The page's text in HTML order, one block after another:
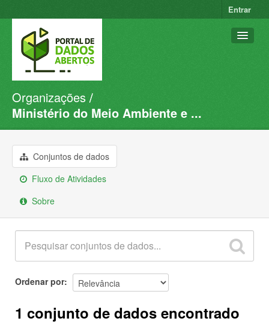
Entrar
Conjuntos de dados
Organizações
Sobre
Organizações
Ministério do Meio Ambiente e ...
Conjuntos de dados
Fluxo de Atividades
Sobre
Ordenar por
1 conjunto de dados encontrado